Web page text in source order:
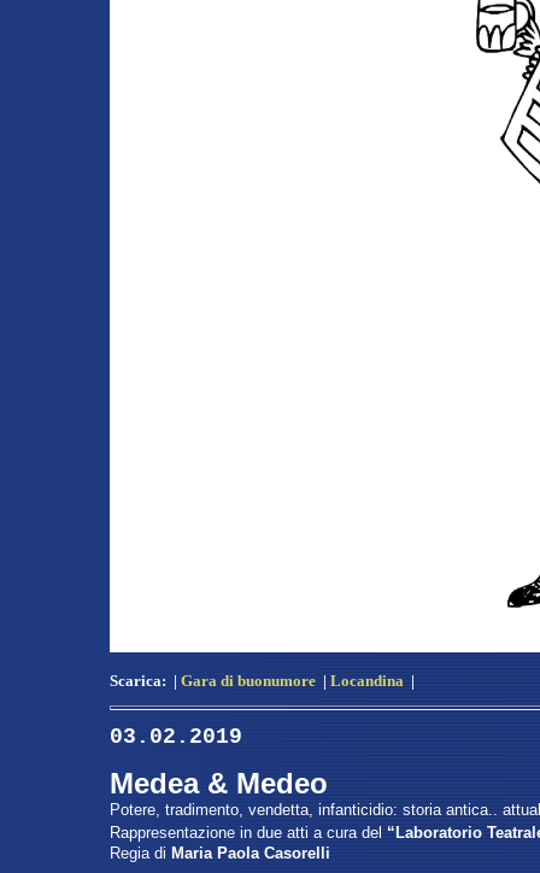
Scarica: | Gara di buonumore | Locandina |
03 .02.2019
Medea & Medeo
Potere, tradimento, vendetta, infanticidio: storia antica..
Rappresentazione in due atti a cura del “Laboratorio
Regia di Maria Paola Casorelli